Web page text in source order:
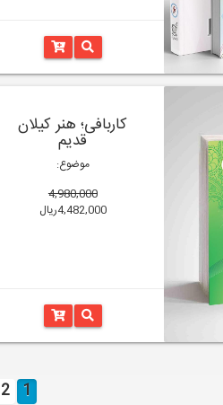
کاربافی؛ هنر کیلان
قدیم
موضوع:
4,980,000
4,482,000ریال
1
2